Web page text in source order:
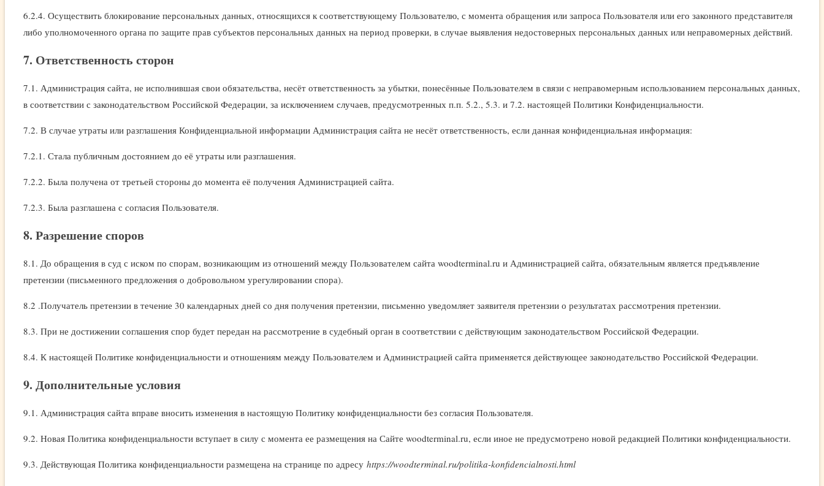
6.2.4. Осуществить блокирование персональных данных, относящихся к соответствующему Пользователю, с момента обращения или запроса Пользователя или его законного представителя
либо уполномоченного органа по защите прав субъектов персональных данных на период проверки, в случае выявления недостоверных персональных данных или неправомерных действий.
7. Ответственность сторон
7.1. Администрация сайта, не исполнившая свои обязательства, несёт ответственность за убытки, понесённые Пользователем в связи с неправомерным использованием персональных данных,
в соответствии с законодательством Российской Федерации, за исключением случаев, предусмотренных п.п. 5.2., 5.3. и 7.2. настоящей Политики Конфиденциальности.
7.2. В случае утраты или разглашения Конфиденциальной информации Администрация сайта не несёт ответственность, если данная конфиденциальная информация:
7.2.1. Стала публичным достоянием до её утраты или разглашения.
7.2.2. Была получена от третьей стороны до момента её получения Администрацией сайта.
7.2.3. Была разглашена с согласия Пользователя.
8. Разрешение споров
8.1. До обращения в суд с иском по спорам, возникающим из отношений между Пользователем сайта woodterminal.ru и Администрацией сайта, обязательным является предъявление
претензии (письменного предложения о добровольном урегулировании спора).
8.2 .Получатель претензии в течение 30 календарных дней со дня получения претензии, письменно уведомляет заявителя претензии о результатах рассмотрения претензии.
8.3. При не достижении соглашения спор будет передан на рассмотрение в судебный орган в соответствии с действующим законодательством Российской Федерации.
8.4. К настоящей Политике конфиденциальности и отношениям между Пользователем и Администрацией сайта применяется действующее законодательство Российской Федерации.
9. Дополнительные условия
9.1. Администрация сайта вправе вносить изменения в настоящую Политику конфиденциальности без согласия Пользователя.
9.2. Новая Политика конфиденциальности вступает в силу с момента ее размещения на Сайте woodterminal.ru, если иное не предусмотрено новой редакцией Политики конфиденциальности.
9.3. Действующая Политика конфиденциальности размещена на странице по адресу https://woodterminal.ru/politika-konfidencialnosti.html